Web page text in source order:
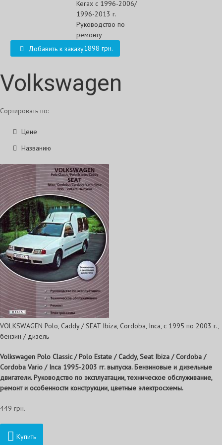
Добавить к заказу1898 грн.
Volkswagen
Сортировать по:
Цене
Названию
VOLKSWAGEN Polo, Caddy / SEAT Ibiza, Cordoba, Inca, с 1995 по 2003 г.,
бензин / дизель
Volkswagen Polo Classic / Polo Estate / Caddy, Seat Ibiza / Cordoba /
Cordoba Vario / Inca 1995-2003 гг. выпуска. Бензиновые и дизельные
двигатели. Руководство по эксплуатации, техническое обслуживание,
ремонт и особенности конструкции, цветные электросхемы.
449 грн.
Купить